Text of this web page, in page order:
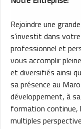
Rejoindre une
s’investit dans
professionnel et
vous accomplir
et diversifiés ainsi
sa présence au
développement, à
formation continue,
multiples